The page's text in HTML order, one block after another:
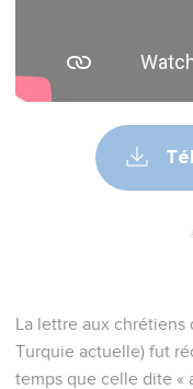
La lettre aux chrétiens
Turquie actuelle) fut
temps que celle dite «